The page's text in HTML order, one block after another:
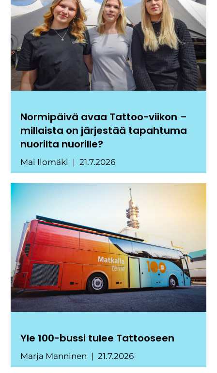
Normipäivä avaa Tattoo-viikon –
millaista on järjestää tapahtuma
nuorilta nuorille?
Mai Ilomäki 21.7.2026
Yle 100-bussi tulee Tattooseen
Marja Manninen 21.7.2026